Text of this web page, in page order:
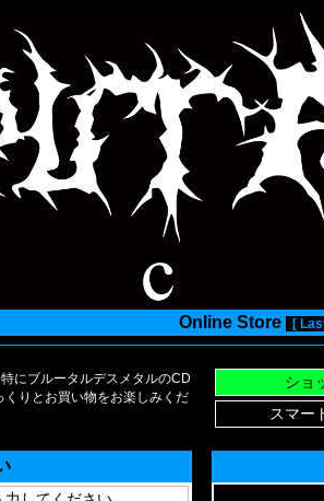
Online Store [
にブルータルデスメタルのCD
りとお買い物をお楽しみくだ